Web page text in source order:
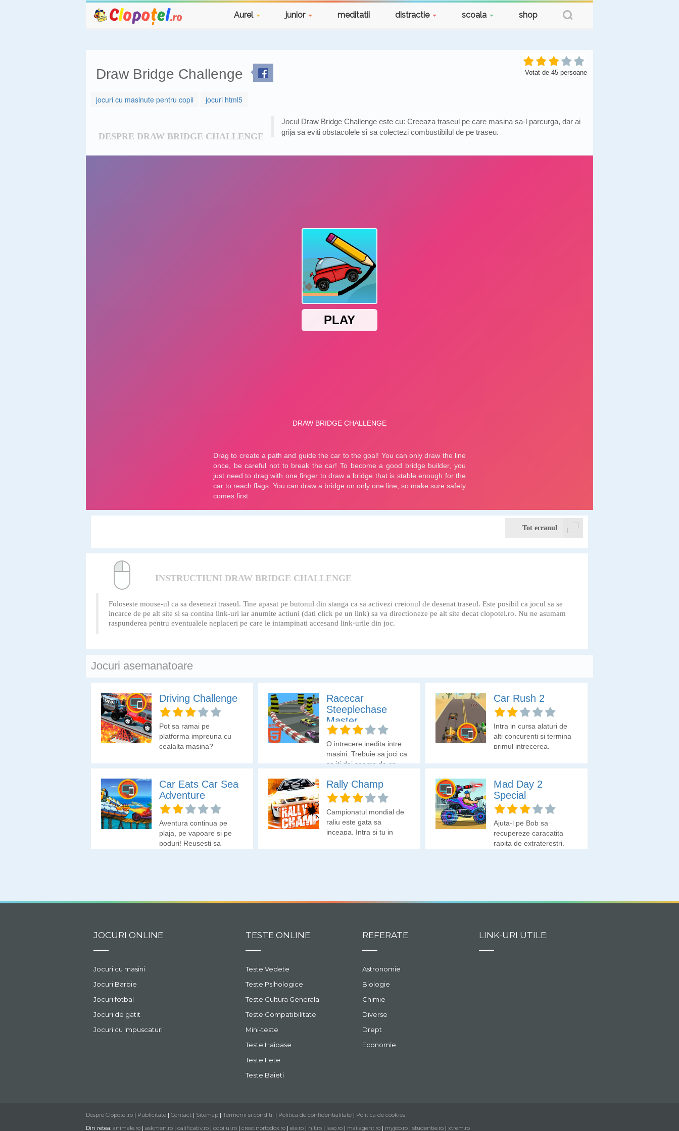
Aurel junior meditatii distractie scoala shop
Draw Bridge Challenge Votat de 45 persoane
jocuri cu masinute pentru copii jocuri html5
DESPRE DRAW BRIDGE CHALLENGE
Jocul Draw Bridge Challenge este cu: Creeaza traseul pe care masina sa-l parcurga, dar ai
grija sa eviti obstacolele si sa colectezi combustibilul de pe traseu.
Tot ecranul
INSTRUCTIUNI DRAW BRIDGE CHALLENGE
Foloseste mouse-ul ca sa desenezi traseul. Tine apasat pe butonul din stanga ca sa activezi creionul de desenat traseul. Este posibil ca jocul sa se
incarce de pe alt site si sa contina link-uri iar anumite actiuni (dati click pe un link) sa va directioneze pe alt site decat clopotel.ro. Nu ne asumam
raspunderea pentru eventualele neplaceri pe care le intampinati accesand link-urile din joc.
Jocuri asemanatoare
Driving Challenge
Pot sa ramai pe
platforma impreuna cu
cealalta masina?
Racecar
Steeplechase
Master
O intrecere inedita intre
masini. Trebuie sa joci ca
sa iti dai seama de ce
Car Rush 2
Intra in cursa alaturi de
alti concurenti si termina
primul intrecerea.
Car Eats Car Sea
Adventure
Aventura continua pe
plaja, pe vapoare si pe
poduri! Reusesti sa
Rally Champ
Campionatul mondial de
raliu este gata sa
inceapa. Intra si tu in
Mad Day 2
Special
Ajuta-l pe Bob sa
recupereze caracatita
rapita de extraterestri.
JOCURI ONLINE
Jocuri cu masini
Jocuri Barbie
Jocuri fotbal
Jocuri de gatit
Jocuri cu impuscaturi
TESTE ONLINE
Teste Vedete
Teste Psihologice
Teste Cultura Generala
Teste Compatibilitate
Mini-teste
Teste Haioase
Teste Fete
Teste Baieti
REFERATE
Astronomie
Biologie
Chimie
Diverse
Drept
Economie
LINK-URI UTILE:
Despre Clopotel.ro | Publicitate | Contact | Sitemap | Termenii si conditii | Politica de confidentialitate | Politica de cookies
Din retea: animale.ro | askmen.ro | calificativ.ro | copilul.ro | crestinortodox.ro | ele.ro | hit.ro | laso.ro | mailagent.ro | myjob.ro | studentie.ro | xtrem.ro